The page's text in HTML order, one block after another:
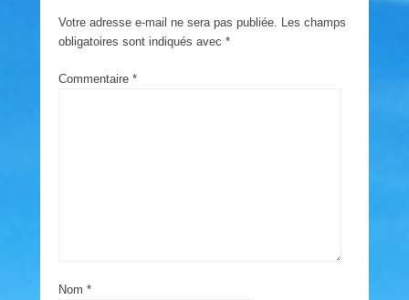
Votre adresse e-mail ne sera pas publiée. Les champs
obligatoires sont indiqués avec *
Commentaire *
Nom *